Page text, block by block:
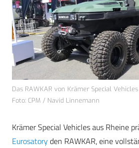
Das RAWKAR von Krämer Special
Foto: CPM / Navid Linnemann
Krämer Special Vehicles aus Rheine
Eurosatory den RAWKAR, eine